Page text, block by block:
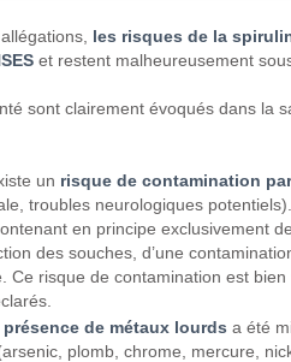
les risques de la
et restent malheureusement
sont clairement évoqués dans la
un risque de contamination
troubles neurologiques
en principe exclusivement
des souches, d’une
Ce risque de contamination est
présence de métaux lourds a été
plomb, chrome, mercure,